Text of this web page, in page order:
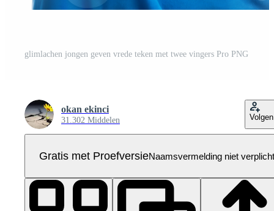
glimlachen jongen geven vrede teken met twee vingers Pro PNG
okan ekinci
31.302 Middelen Volgen
Gratis met ProefversieNaamsvermelding niet verplicht